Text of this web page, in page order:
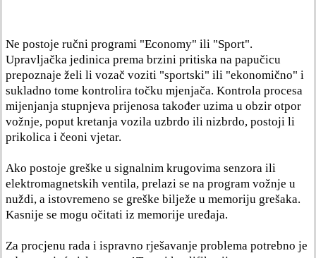
Ne postoje ručni programi "Economy" ili "Sport".
Upravljačka jedinica prema brzini pritiska na papučicu
prepoznaje želi li vozač voziti "sportski" ili "ekonomično" i
sukladno tome kontrolira točku mjenjača. Kontrola procesa
mijenjanja stupnjeva prijenosa također uzima u obzir otpor
vožnje, poput kretanja vozila uzbrdo ili nizbrdo, postoji li
prikolica i čeoni vjetar.
Ako postoje greške u signalnim krugovima senzora ili
elektromagnetskih ventila, prelazi se na program vožnje u
nuždi, a istovremeno se greške bilježe u memoriju grešaka.
Kasnije se mogu očitati iz memorije uređaja.
Za procjenu rada i ispravno rješavanje problema potrebno je